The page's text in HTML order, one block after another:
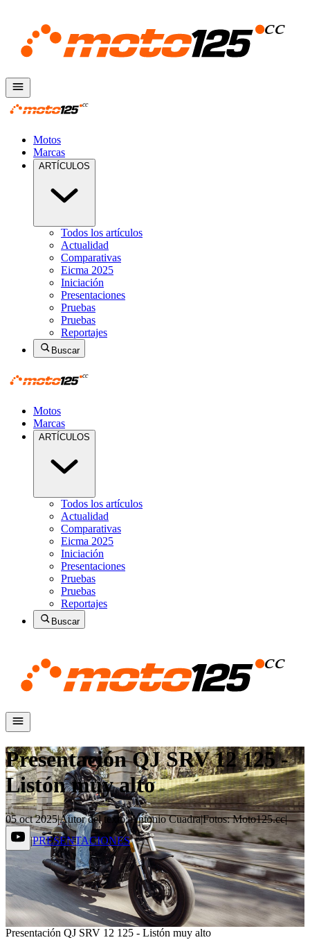
Motos
Marcas
ARTÍCULOS
Todos los artículos
Actualidad
Comparativas
Eicma 2025
Iniciación
Presentaciones
Pruebas
Pruebas
Reportajes
Buscar
Motos
Marcas
ARTÍCULOS
Todos los artículos
Actualidad
Comparativas
Eicma 2025
Iniciación
Presentaciones
Pruebas
Pruebas
Reportajes
Buscar
Presentación QJ SRV 12 125 -
Listón muy alto
05 oct 2025|Autor del texto:Antonio Cuadra|Fotos: Moto125.cc|
|PRESENTACIONES
Presentación QJ SRV 12 125 - Listón muy alto